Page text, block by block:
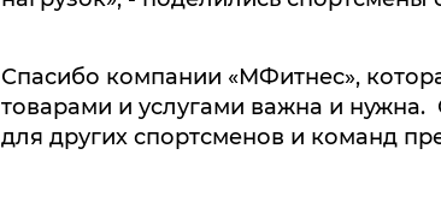
Спасибо компании «МФитнес»,
товарами и услугами важна и
для других спортсменов и команд